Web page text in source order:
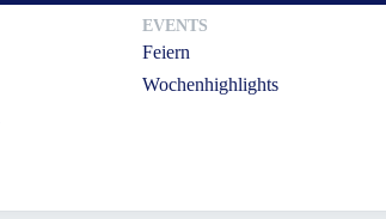
EVENTS
Feiern
Wochenhighlights